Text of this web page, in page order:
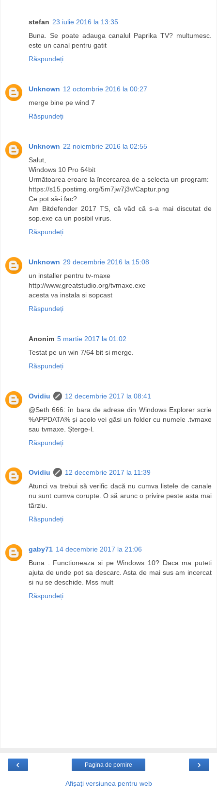
stefan 23 iulie 2016 la 13:35
Buna. Se poate adauga canalul Paprika TV? multumesc.
este un canal pentru gatit
Răspundeți
Unknown 12 octombrie 2016 la 00:27
merge bine pe wind 7
Răspundeți
Unknown 22 noiembrie 2016 la 02:55
Salut,
Windows 10 Pro 64bit
Următoarea eroare la încercarea de a selecta un program:
https://s15.postimg.org/5m7jw7j3v/Captur.png
Ce pot să-i fac?
Am Bitdefender 2017 TS, că văd că s-a mai discutat de
sop.exe ca un posibil virus.
Răspundeți
Unknown 29 decembrie 2016 la 15:08
un installer pentru tv-maxe
http://www.greatstudio.org/tvmaxe.exe
acesta va instala si sopcast
Răspundeți
Anonim 5 martie 2017 la 01:02
Testat pe un win 7/64 bit si merge.
Răspundeți
Ovidiu
12 decembrie 2017 la 08:41
@Seth 666: în bara de adrese din Windows Explorer scrie
%APPDATA% și acolo vei găsi un folder cu numele .tvmaxe
sau tvmaxe. Șterge-l.
Răspundeți
Ovidiu
12 decembrie 2017 la 11:39
Atunci va trebui să verific dacă nu cumva listele de canale
nu sunt cumva corupte. O să arunc o privire peste asta mai
târziu.
Răspundeți
gaby71 14 decembrie 2017 la 21:06
Buna . Functioneaza si pe Windows 10? Daca ma puteti
ajuta de unde pot sa descarc. Asta de mai sus am incercat
si nu se deschide. Mss mult
Răspundeți
‹ ›
Pagina de pornire
Afișați versiunea pentru web